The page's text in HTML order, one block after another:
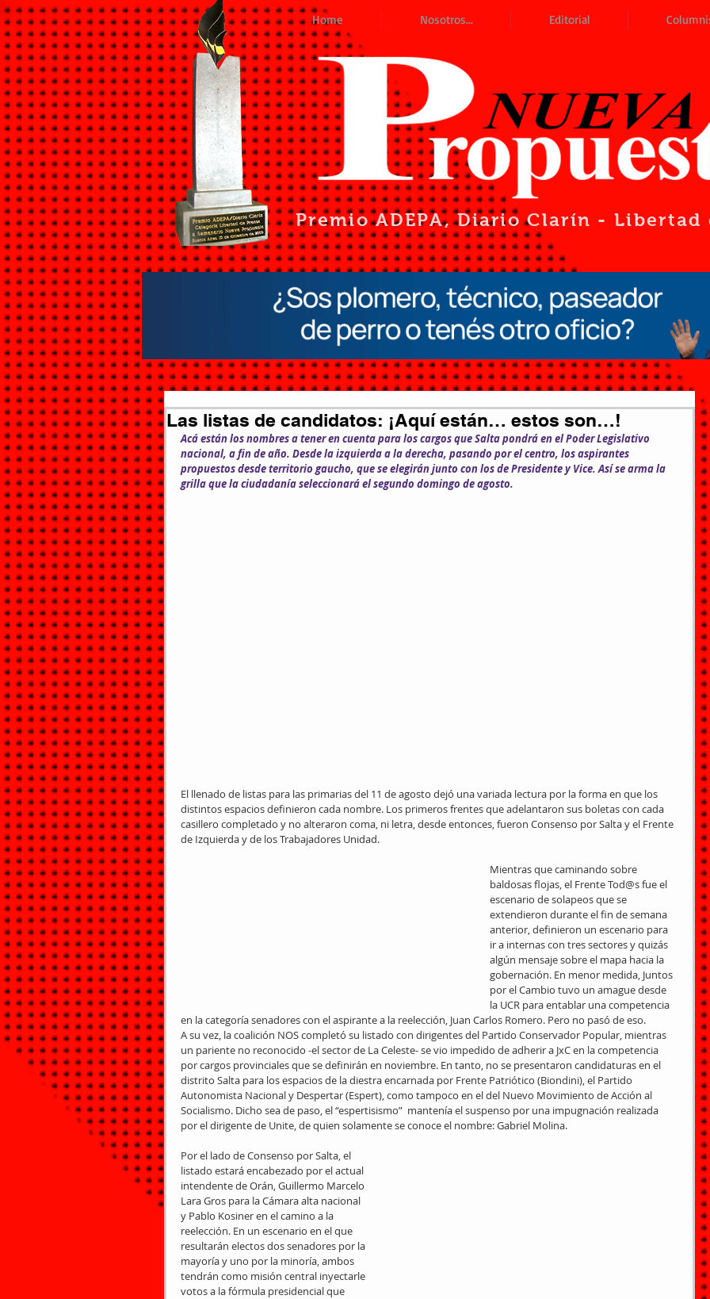
Home Nosotros... Editorial
Premio ADEPA, Diario Clarín - Libertad
Las listas de candidatos: ¡Aquí están… estos son…!
Acá están los nombres a tener en cuenta para los cargos que Salta pondrá en el Poder Legislativo
nacional, a fin de año. Desde la izquierda a la derecha, pasando por el centro, los aspirantes
propuestos desde territorio gaucho, que se elegirán junto con los de Presidente y Vice. Así se arma la
grilla que la ciudadanía seleccionará el segundo domingo de agosto.
El llenado de listas para las primarias del 11 de agosto dejó una variada lectura por la forma en que los
distintos espacios definieron cada nombre. Los primeros frentes que adelantaron sus boletas con cada
casillero completado y no alteraron coma, ni letra, desde entonces, fueron Consenso por Salta y el Frente
de Izquierda y de los Trabajadores Unidad.
Mientras que caminando sobre
baldosas flojas, el Frente Tod@s fue el
escenario de solapeos que se
extendieron durante el fin de semana
anterior, definieron un escenario para
ir a internas con tres sectores y quizás
algún mensaje sobre el mapa hacia la
gobernación. En menor medida, Juntos
por el Cambio tuvo un amague desde
la UCR para entablar una competencia
en la categoría senadores con el aspirante a la reelección, Juan Carlos Romero. Pero no pasó de eso.
A su vez, la coalición NOS completó su listado con dirigentes del Partido Conservador Popular, mientras
un pariente no reconocido -el sector de La Celeste- se vio impedido de adherir a JxC en la competencia
por cargos provinciales que se definirán en noviembre. En tanto, no se presentaron candidaturas en el
distrito Salta para los espacios de la diestra encarnada por Frente Patriótico (Biondini), el Partido
Autonomista Nacional y Despertar (Espert), como tampoco en el del Nuevo Movimiento de Acción al
Socialismo. Dicho sea de paso, el “espertisismo”  mantenía el suspenso por una impugnación realizada
por el dirigente de Unite, de quien solamente se conoce el nombre: Gabriel Molina.
Por el lado de Consenso por Salta, el
listado estará encabezado por el actual
intendente de Orán, Guillermo Marcelo
Lara Gros para la Cámara alta nacional
y Pablo Kosiner en el camino a la
reelección. En un escenario en el que
resultarán electos dos senadores por la
mayoría y uno por la minoría, ambos
tendrán como misión central inyectarle
votos a la fórmula presidencial que